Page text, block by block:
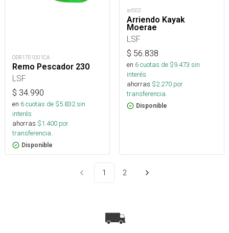
ODR1701001CA
Remo Pescador 230
LSF
$ 34.990
en 6cuotas de $5.832sin
interés
ahorras $1.400 por
transferencia.
Disponible
ar002
Arriendo Kayak
Moerae
LSF
$ 56.838
en 6cuotas de $9.473 sin
interés
ahorras $2.270 por
transferencia.
Disponible
1 2